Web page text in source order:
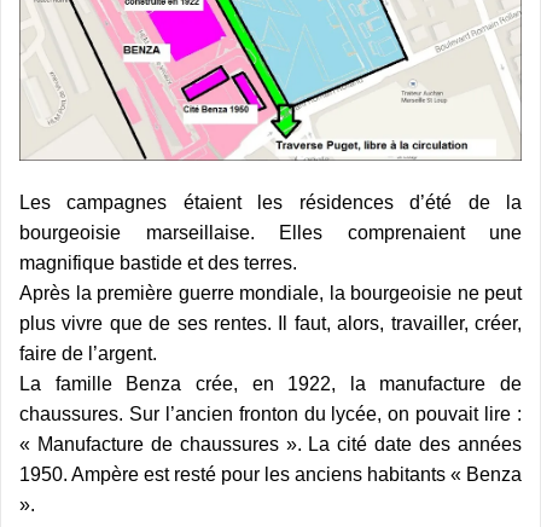
Les campagnes étaient les résidences d’été de la
bourgeoisie marseillaise. Elles comprenaient une
magnifique bastide et des terres.
Après la première guerre mondiale, la bourgeoisie ne peut
plus vivre que de ses rentes. Il faut, alors, travailler, créer,
faire de l’argent.
La famille Benza crée, en 1922, la manufacture de
chaussures. Sur l’ancien fronton du lycée, on pouvait lire :
« Manufacture de chaussures ». La cité date des années
1950. Ampère est resté pour les anciens habitants « Benza
».